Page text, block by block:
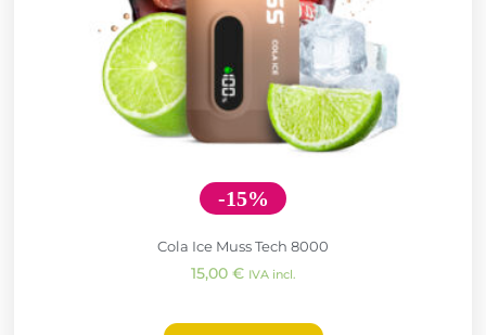
-15%
Cola Ice Muss Tech 8000
15,00 € IVA incl.